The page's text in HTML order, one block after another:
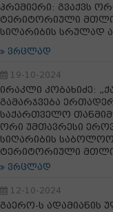
პრემიერი: გვაქვს
ტერიტორიული
სიღარიბის სრულად
ვრცლად
19-10-2024
ირაკლი კობახიძე:
გამარჯვება
საქართველო
ორი უმთავრესი
სიღარიბის
ტერიტორიული
ვრცლად
12-10-2024
გაერო-ს ადამიანის